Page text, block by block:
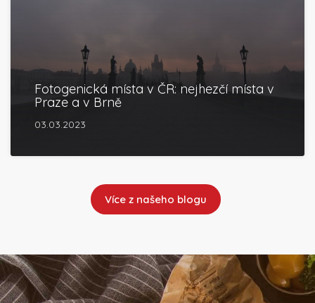
Fotogenická místa v ČR: nejhezčí místa v
Praze a v Brně
03.03.2023
Více z našeho blogu